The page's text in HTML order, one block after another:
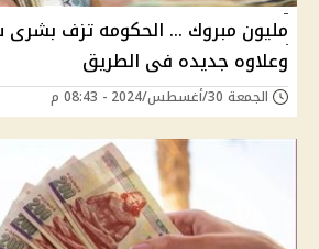
مليون مبروك ... الحكومه تزف بشرى
وعلاوه جديده فى الطريق
الجمعة 30/أغسطس/2024 - 08:43 م